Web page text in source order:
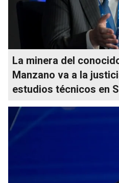
La minera del
Manzano va a la
estudios técnicos en